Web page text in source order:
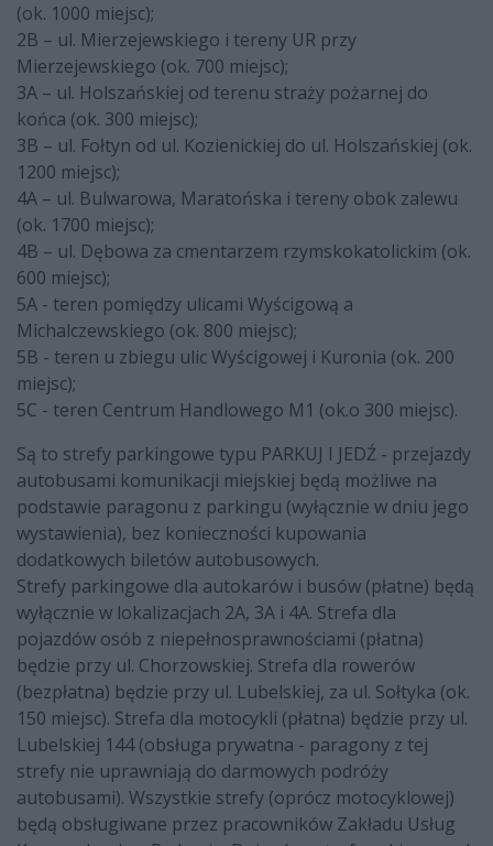
(ok. 1000 miejsc);
2B – ul. Mierzejewskiego i tereny UR przy
Mierzejewskiego (ok. 700 miejsc);
3A – ul. Holszańskiej od terenu straży pożarnej do
końca (ok. 300 miejsc);
3B – ul. Fołtyn od ul. Kozienickiej do ul. Holszańskiej (ok.
1200 miejsc);
4A – ul. Bulwarowa, Maratońska i tereny obok zalewu
(ok. 1700 miejsc);
4B – ul. Dębowa za cmentarzem rzymskokatolickim (ok.
600 miejsc);
5A - teren pomiędzy ulicami Wyścigową a
Michalczewskiego (ok. 800 miejsc);
5B - teren u zbiegu ulic Wyścigowej i Kuronia (ok. 200
miejsc);
5C - teren Centrum Handlowego M1 (ok.o 300 miejsc).
Są to strefy parkingowe typu PARKUJ I JEDŹ - przejazdy
autobusami komunikacji miejskiej będą możliwe na
podstawie paragonu z parkingu (wyłącznie w dniu jego
wystawienia), bez konieczności kupowania
dodatkowych biletów autobusowych.
Strefy parkingowe dla autokarów i busów (płatne) będą
wyłącznie w lokalizacjach 2A, 3A i 4A. Strefa dla
pojazdów osób z niepełnosprawnościami (płatna)
będzie przy ul. Chorzowskiej. Strefa dla rowerów
(bezpłatna) będzie przy ul. Lubelskiej, za ul. Sołtyka (ok.
150 miejsc). Strefa dla motocykli (płatna) będzie przy ul.
Lubelskiej 144 (obsługa prywatna - paragony z tej
strefy nie uprawniają do darmowych podróży
autobusami). Wszystkie strefy (oprócz motocyklowej)
będą obsługiwane przez pracowników Zakładu Usług